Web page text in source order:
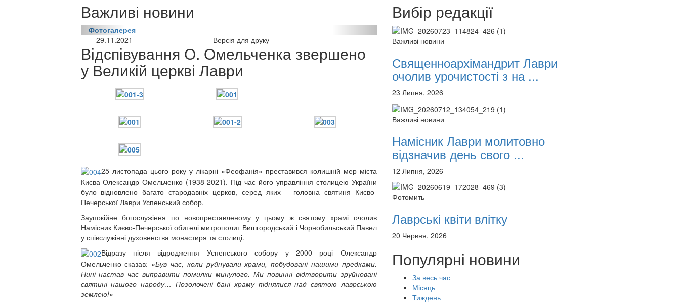
онлайн трансляції
12 сентября 2015
12 сентября 2015Название трансляции
12 сентября 2015Название трансляции
12 сентября 2015Название трансляции
12 сентября 2015Название трансляции
Название трансляции
12 сентября 2015 Название трансляции
Перейти до архіву
Важливі новини
Фотогалерея
29.11.2021
Версія для друку
Відспівування О. Омельченка звершено
у Великій церкві Лаври
25 листопада цього року у лікарні «Феофанія» преставився колишній мер міста
Києва Олександр Омельченко (1938-2021). Під час його управління столицею України
було відновлено багато стародавніх церков, серед яких – головна святиня Києво-
Печерської Лаври Успенський собор.
Заупокійне богослужіння по новопреставленому у цьому ж святому храмі очолив
Намісник Києво-Печерської обителі митрополит Вишгородський і Чорнобильський Павел
у співслужінні духовенства монастиря та столиці.
Відразу після відродження Успенського собору у 2000 році Олександр
Омельченко сказав: «Був час, коли руйнували храми, побудовані нашими предками.
Нині настав час виправити помилки минулого. Ми повинні відтворити зруйновані
святині нашого народу… Позолочені бані храму піднялися над святою лаврською
землею!»
Вибір редакції
Важливі новини
Священноархімандрит Лаври
очолив урочистості з на ...
23 Липня, 2026
Важливі новини
Намісник Лаври молитовно
відзначив день свого ...
12 Липня, 2026
Фотомить
Лаврські квіти влітку
20 Червня, 2026
Популярні новини
За весь час
Місяць
Тиждень